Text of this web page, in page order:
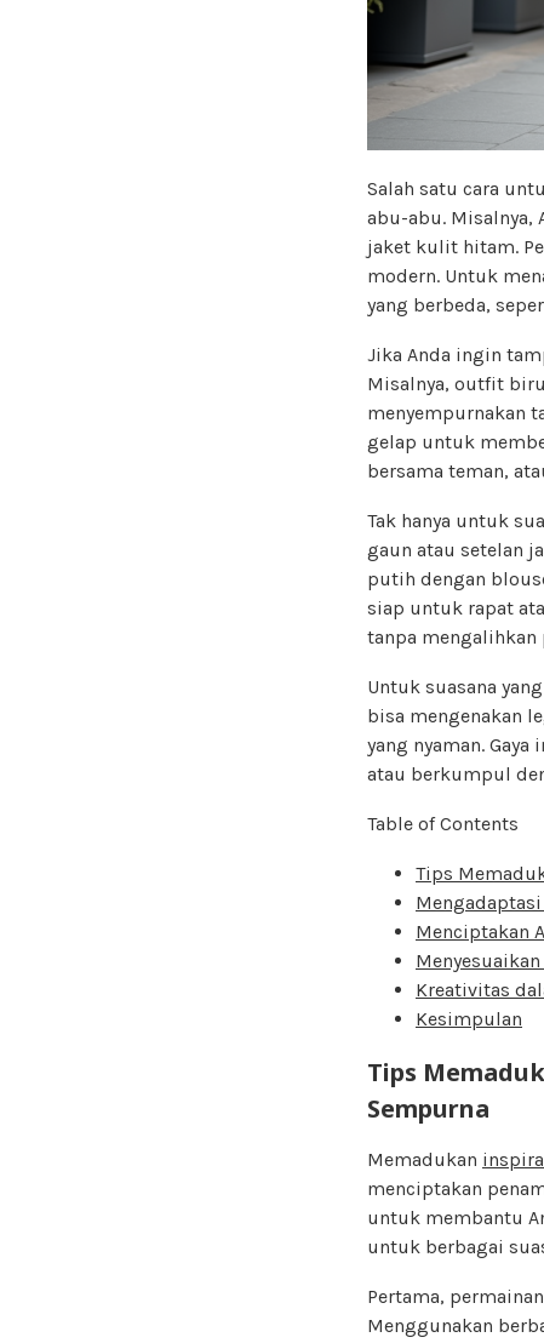
Salah satu cara
abu-abu. Misalnya,
jaket kulit hitam.
modern. Untuk
yang berbeda,
Jika Anda ingin
Misalnya, outfit
menyempurnakan
gelap untuk
bersama teman,
Tak hanya untuk
gaun atau setelan
putih dengan
siap untuk rapat
tanpa mengalihkan
Untuk suasana
bisa mengenakan
yang nyaman.
atau berkumpul
Table of Contents
Tips
Menciptakan
Kreativitas
Kesimpulan
Tips
Sempurna
Memadukan
menciptakan
untuk membantu
untuk berbagai
Pertama,
Menggunakan